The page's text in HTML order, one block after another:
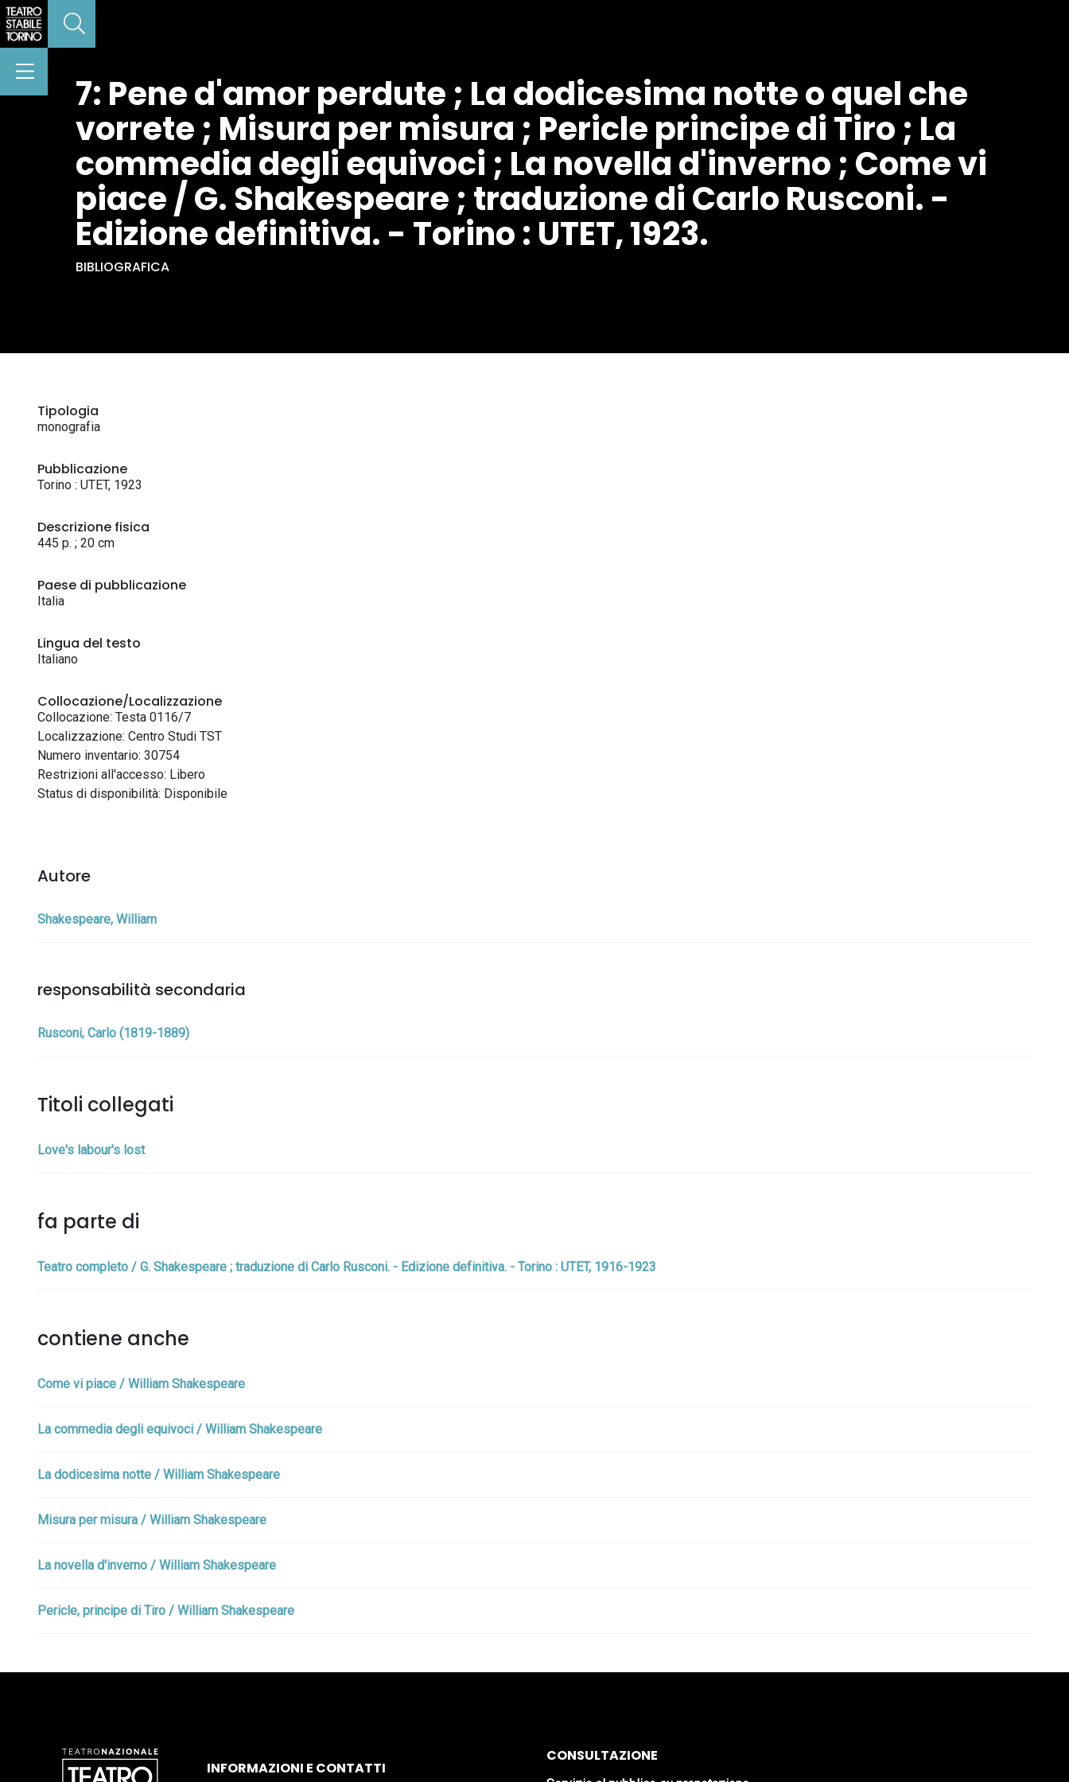
7: Pene d'amor perdute ; La dodicesima notte o quel che
vorrete ; Misura per misura ; Pericle principe di Tiro ; La
commedia degli equivoci ; La novella d'inverno ; Come vi
piace / G. Shakespeare ; traduzione di Carlo Rusconi. -
Edizione definitiva. - Torino : UTET, 1923.
BIBLIOGRAFICA
Tipologia
monografia
Pubblicazione
Torino : UTET, 1923
Descrizione fisica
445 p. ; 20 cm
Paese di pubblicazione
Italia
Lingua del testo
Italiano
Collocazione/Localizzazione
Collocazione: Testa 0116/7
Localizzazione: Centro Studi TST
Numero inventario: 30754
Restrizioni all'accesso: Libero
Status di disponibilità: Disponibile
Autore
Shakespeare, William
responsabilità secondaria
Rusconi, Carlo (1819-1889)
Titoli collegati
Love's labour's lost
fa parte di
Teatro completo / G. Shakespeare ; traduzione di Carlo Rusconi. - Edizione definitiva. - Torino : UTET, 1916-1923
contiene anche
Come vi piace / William Shakespeare
La commedia degli equivoci / William Shakespeare
La dodicesima notte / William Shakespeare
Misura per misura / William Shakespeare
La novella d'inverno / William Shakespeare
Pericle, principe di Tiro / William Shakespeare
INFORMAZIONI E CONTATTI
CONSULTAZIONE